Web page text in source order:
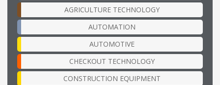
AGRICULTURE TECHNOLOGY
AUTOMATION
AUTOMOTIVE
CHECKOUT TECHNOLOGY
CONSTRUCTION EQUIPMENT